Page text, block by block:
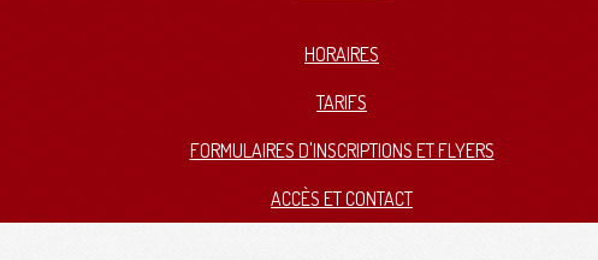
HORAIRES
TARIFS
FORMULAIRES D'INSCRIPTIONS ET FLYERS
ACCÈS ET CONTACT